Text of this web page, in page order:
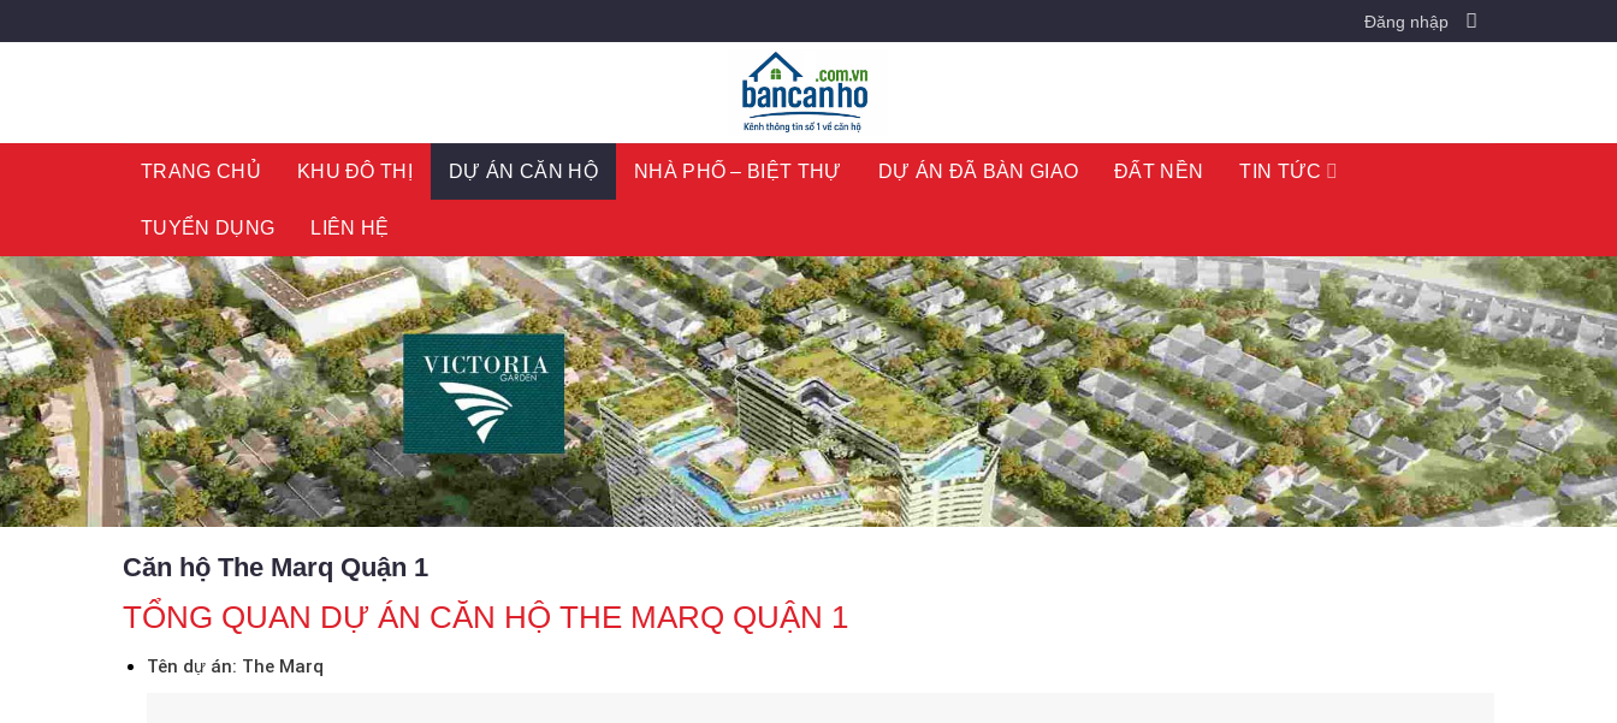
to
Đăng nhập
TRANG CHỦ KHU ĐÔ THỊ DỰ ÁN CĂN HỘ NHÀ PHỐ – BIỆT THỰ DỰ ÁN ĐÃ BÀN GIAO ĐẤT NỀN TIN TỨC
TUYỂN DỤNG LIÊN HỆ
Căn hộ The Marq Quận 1
TỔNG QUAN DỰ ÁN CĂN HỘ THE MARQ QUẬN 1
Tên dự án: The Marq